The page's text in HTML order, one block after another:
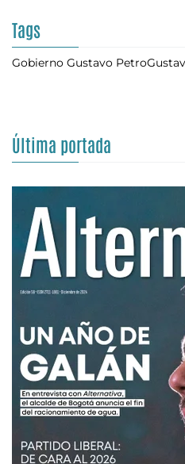
Tags
Gobierno Gustavo Petro
Última portada